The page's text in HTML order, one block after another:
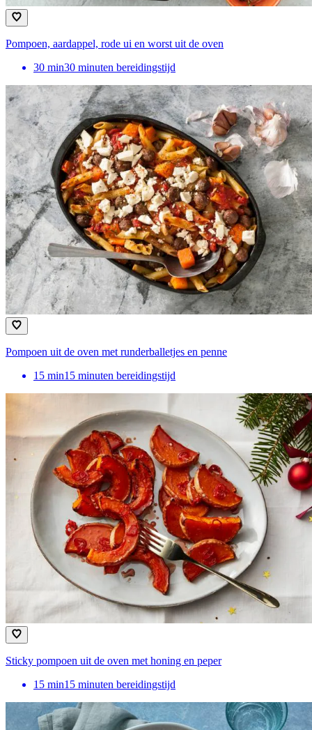
Pompoen, aardappel, rode ui en worst uit de oven
30 min30 minuten bereidingstijd
Pompoen uit de oven met runderballetjes en penne
15 min15 minuten bereidingstijd
Sticky pompoen uit de oven met honing en peper
15 min15 minuten bereidingstijd